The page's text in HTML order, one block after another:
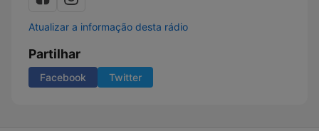
Atualizar a informação desta rádio
Partilhar
Facebook Twitter